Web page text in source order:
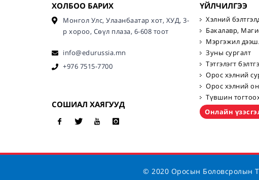
ХОЛБОО БАРИХ
Монгол Улс, Улаанбаатар хот, ХУД, 3-
р хороо, Сөүл плаза, 6-608 тоот
info@edurussia.mn
+976 7515-7700
СОШИАЛ ХАЯГУУД
ҮЙЛЧИЛГЭЭ
Хэлний
Бакалавр,
Мэргэжил
Зуны сургалт
Тэтгэлэгт
Орос хэлний
Орос хэлний
Түвшин
Онлайн
© 2020 Оросын Боловсролын